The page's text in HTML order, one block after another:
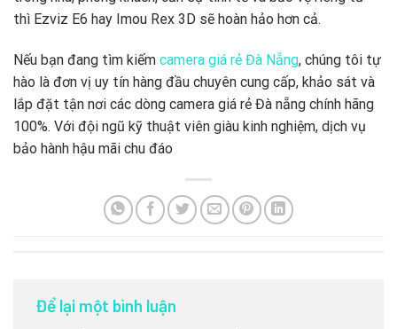
thì Ezviz E6 hay Imou Rex 3D sẽ hoàn hảo hơn cả.
Nếu bạn đang tìm kiếm camera giá rẻ Đà Nẵng, chúng tôi tự
hào là đơn vị uy tín hàng đầu chuyên cung cấp, khảo sát và
lắp đặt tận nơi các dòng camera giá rẻ Đà nẵng chính hãng
100%. Với đội ngũ kỹ thuật viên giàu kinh nghiệm, dịch vụ
bảo hành hậu mãi chu đáo
Để lại một bình luận